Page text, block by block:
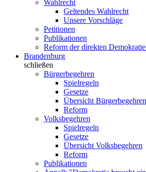
Wahlrecht
Geltendes Wahlrecht
Unsere Vorschläge
Petitionen
Publikationen
Reform der direkten
Brandenburg
schließen
Bürgerbegehren
Spielregeln
Gesetze
Übersicht Bürgerbegehren
Reform
Volksbegehren
Spielregeln
Gesetze
Übersicht Volksbegehren
Reform
Publikationen